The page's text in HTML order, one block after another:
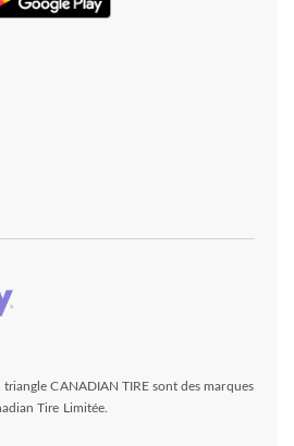
CANADIAN TIRE sont des marques
Tire Limitée.